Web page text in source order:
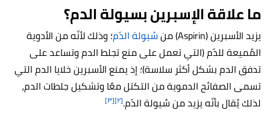
ما علاقة الإسبرين بسيولة الدم؟
يزيد الأسبرين (Aspirin) من سُيولة الدّم؛ وذلك لأنّه من الأدوية
المُميعة للدّم (التي تعمل على منع تجلط الدم وتساعد على
تدفق الدم بشكل أكثر سلاسة)؛ إذ يمنع الأسبرين خلايا الدم التي
تسمى الصفائح الدموية من التكتل معًا وتشكيل جلطات الدم،
لذلك يُقال بأنّه يزيد من سُيولة الدّم.[٢] [٣]